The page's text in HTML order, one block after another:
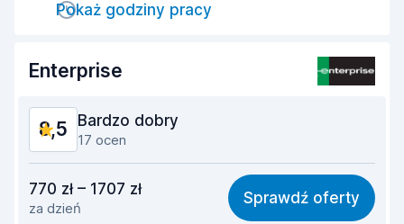
Szybkość zwrotu
9,0
Pokaż godziny pracy
Enterprise
8,5 Bardzo dobry
17 ocen
7,9
Łatwość znalezienia 7,7
770 zł – 1707 zł
za dzień
Sprawdź oferty